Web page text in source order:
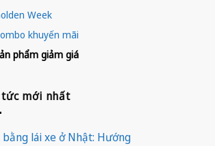
Week
khuyến mãi
phẩm giảm giá
mới nhất
bằng lái xe ở Nhật: Hướng